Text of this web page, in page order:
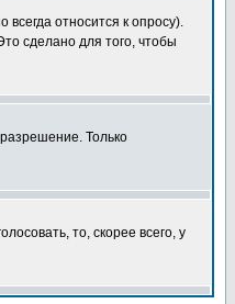
относится к опросу).
сделано для того, чтобы
Только
то, скорее всего, у